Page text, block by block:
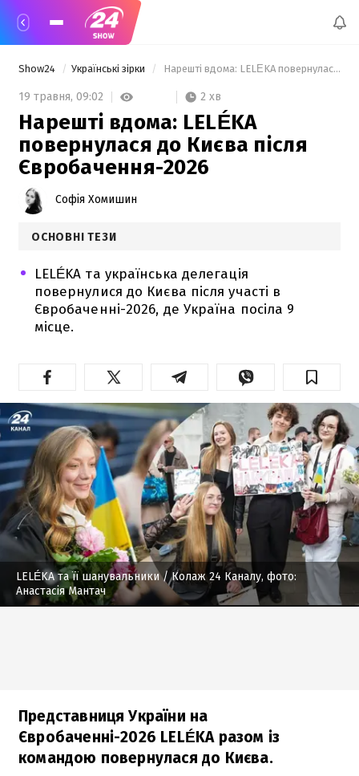
Show24 Українські зірки Нарешті вдома: LELÉKA повернулася до Києва після Євробачення-2026
19 травня, 09:02 2 хв
Нарешті вдома: LELÉKA
повернулася до Києва після
Євробачення-2026
Софія Хомишин
ОСНОВНІ ТЕЗИ
LELÉKA та українська делегація
повернулися до Києва після участі в
Євробаченні-2026, де Україна посіла 9
місце.
LELÉKA та її шанувальники/ Колаж 24 Каналу, фото:
Анастасія Мантач
Представниця України на
Євробаченні-2026 LELÉKA разом із
командою повернулася до Києва.